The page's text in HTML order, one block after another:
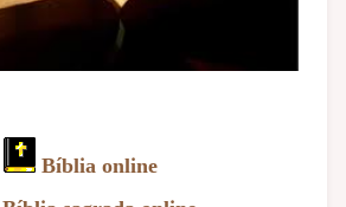
Bíblia online